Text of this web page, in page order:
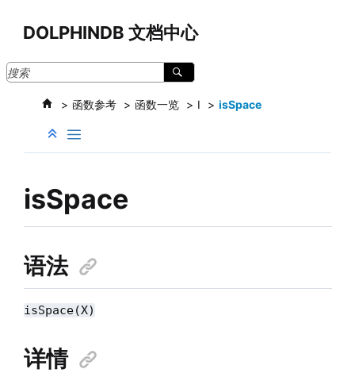
DOLPHINDB 文档中心
函数参考 函数一览 I isSpace
isSpace
语法
isSpace(X)
详情